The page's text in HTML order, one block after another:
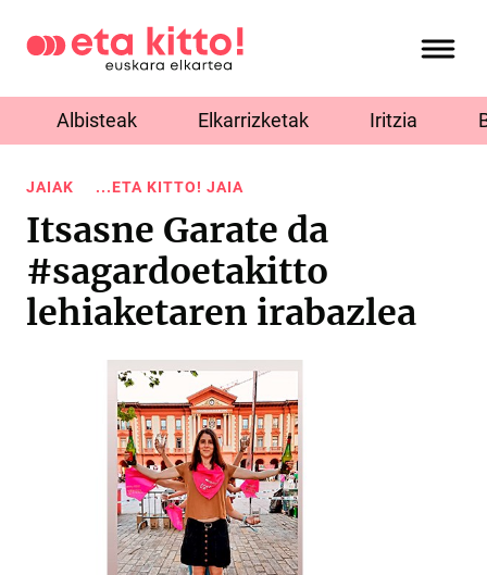
Albisteak Elkarrizketak Iritzia
JAIAK ...ETA KITTO! JAIA
Itsasne Garate da
#sagardoetakitto
lehiaketaren irabazlea